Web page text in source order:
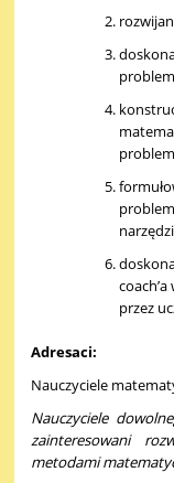
przez
Adresaci:
Nauczyciele
Nauczyciele
zainteresowani
metodami